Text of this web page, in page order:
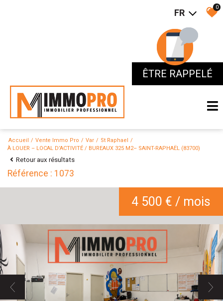
FR
0
ÊTRE RAPPELÉ
ÊTRE RAPPELÉ
Accueil Vente Immo Pro Var
St Raphael
À LOUER – LOCAL D’ACTIVITÉ / BUREAUX 325 M2– SAINT-RAPHAËL (83700)
Retour aux résultats
Référence : 1073
4 500 € / mois